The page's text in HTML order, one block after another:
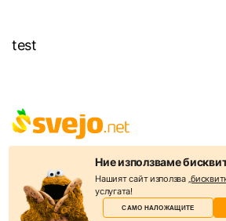
test
новини, забавления, интересни и полезни
на уебсайта е да бъде полезен и да
десетки източници. В Svejo акцентът е
подбор от потребителите.
Ние използваме
Нашият сайт използва
услугата!
САМО НАЛОЖАЩИТЕ